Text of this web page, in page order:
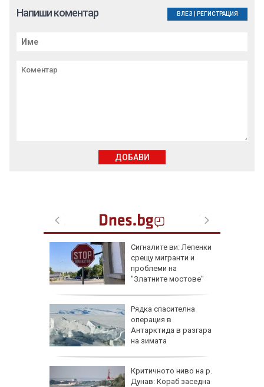
Сигналите ви: Лепенки
срещу мигранти и
проблеми на
"Златните мостове"
Рядка спасителна
операция в
Антарктида в разгара
на зимата
Критичното ниво на р.
Дунав: Кораб заседна
Напиши коментар ВЛЕЗ РЕГИСТРАЦИЯ
ДОБАВИ